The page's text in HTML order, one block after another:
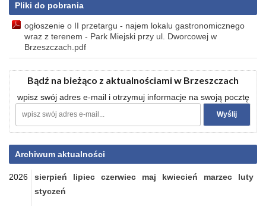
Pliki do pobrania
ogłoszenie o II przetargu - najem lokalu gastronomicznego
wraz z terenem - Park Miejski przy ul. Dworcowej w
Brzeszczach.pdf
Bądź na bieżąco z aktualnościami w Brzeszczach
wpisz swój adres e-mail i otrzymuj informacje na swoją pocztę
Archiwum aktualności
2026 sierpień lipiec czerwiec maj kwiecień marzec
luty
styczeń